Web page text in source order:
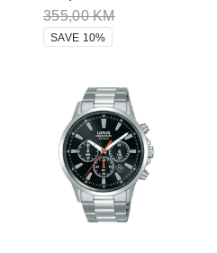
355,00KM
SAVE 10%